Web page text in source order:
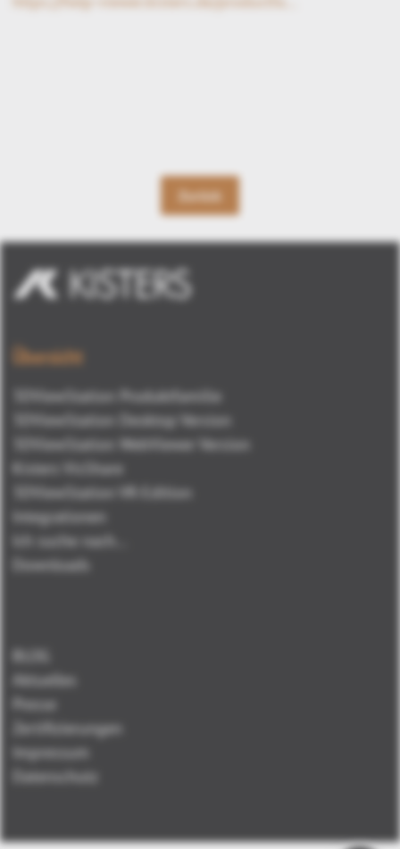
Zurück
Übersicht
3DViewStation Produktfamilie
3DViewStation Desktop Version
3DViewStation WebViewer Version
Kisters VisShare
3DViewStation VR-Edition
Integrationen
Ich suche nach...
Downloads
BLOG
Aktuelles
Presse
Zertifizierungen
Impressum
Datenschutz